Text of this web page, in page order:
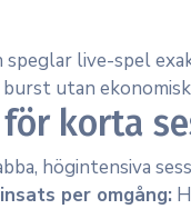
live-spel
utan
korta
högintensiva
per omgång: